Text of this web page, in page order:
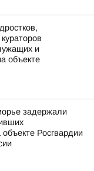
и
объекте
задержали
объекте Росгвардии